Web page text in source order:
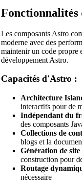
C/C++ Code
CUDA Code
Elixir Code Beautifier
R Code Beautifier
Julia Code Beautifier
MATLAB Code
Lua Code Beautifier
Fonctionnalités
Les composants Astro
moderne avec des
maintenir un code propre
développement Astro.
Capacités d'Astro :
Architecture
interactifs pour de
Indépendant du
des composants
Collections de
blogs et la
Génération de
construction pour
Routage
nécessaire